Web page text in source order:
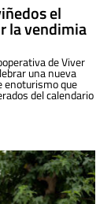
el
la vendimia
de Viver
una nueva
enoturismo que
del calendario